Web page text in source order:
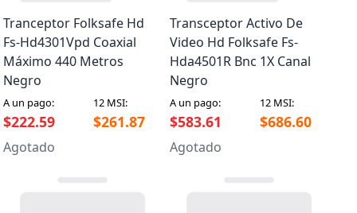
Tranceptor Folksafe Hd
Fs-Hd4301Vpd Coaxial
Máximo 440 Metros
Negro
A un pago: 12 MSI:
$222.59 $261.87
Agotado
Transceptor Activo De
Video Hd Folksafe Fs-
Hda4501R Bnc 1X Canal
Negro
A un pago: 12 MSI:
$583.61 $686.60
Agotado